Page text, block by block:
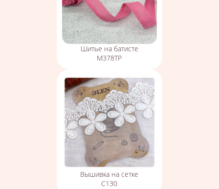
Шитье на батисте
М378ТР
Вышивка на сетке
С130